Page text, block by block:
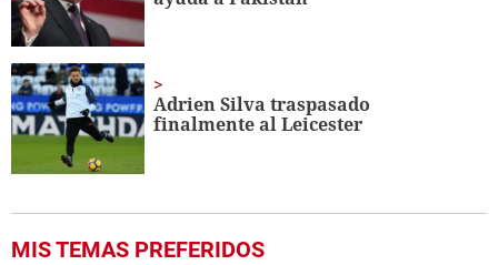
Adrien Silva traspasado
finalmente al Leicester
MIS TEMAS PREFERIDOS